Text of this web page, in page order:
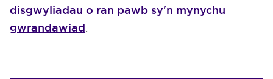
disgwyliadau o ran pawb sy'n mynychu
gwrandawiad